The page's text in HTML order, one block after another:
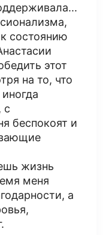
состоянию
этот
на то, что
с
беспокоят и
жизнь
меня
а